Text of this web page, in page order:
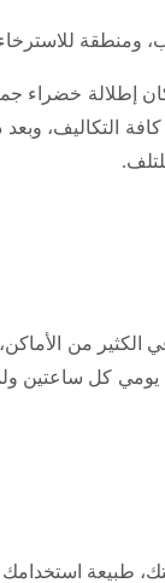
خضراء
التكاليف،
من
طبيعة استخدامك